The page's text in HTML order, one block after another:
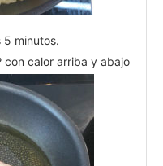
5 minutos.
con calor arriba y abajo